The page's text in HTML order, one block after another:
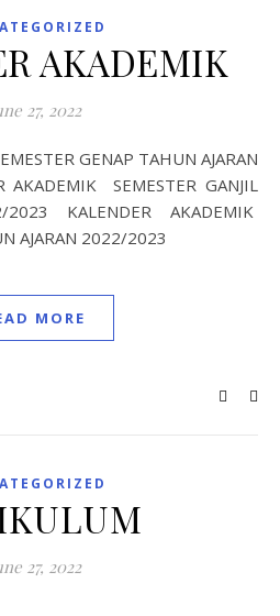
AKADEMIK
27, 2022
SEMESTER GANJIL
KALENDER AKADEMIK
AJARAN 2022/2023
MORE
27, 2022